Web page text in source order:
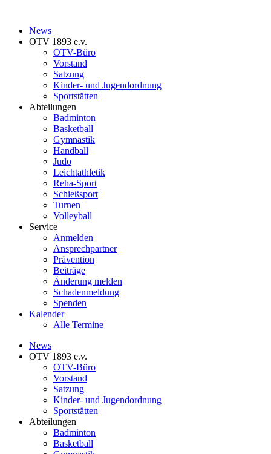
News
OTV 1893 e.v.
OTV-Büro
Vorstand
Satzung
Kinder- und Jugendordnung
Sportstätten
Abteilungen
Badminton
Basketball
Gymnastik
Handball
Judo
Leichtathletik
Reha-Sport
Schießsport
Turnen
Volleyball
Service
Anmelden
Ansprechpartner
Prävention
Beiträge
Änderung melden
Schadenmeldung
Spenden
Kalender
Alle Termine
News
OTV 1893 e.v.
OTV-Büro
Vorstand
Satzung
Kinder- und Jugendordnung
Sportstätten
Abteilungen
Badminton
Basketball